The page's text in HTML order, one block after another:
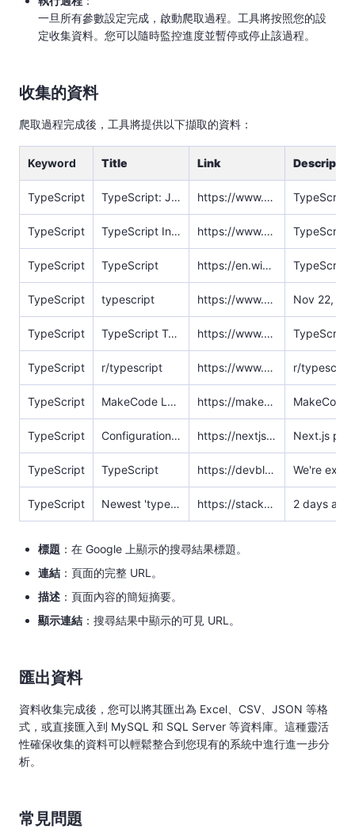
一旦所有參數設定完成，啟動爬取過程。工具將按照您的設
定收集資料。您可以隨時監控進度並暫停或停止該過程。
收集的資料
爬取過程完成後，工具將提供以下擷取的資料：
Keyword Title Link
TypeScript TypeScript: JavaScript With Syntax For Types. https://www.typescriptlang.org/
TypeScript TypeScript Introduction https://www.w3schools.com/typescript/typescript_intro.php
TypeScript TypeScript https://en.wikipedia.org/wiki/TypeScript
TypeScript typescript https://www.npmjs.com/package/typescript
TypeScript TypeScript Tutorial https://www.w3schools.com/typescript/
TypeScript r/typescript https://www.reddit.com/r/typescript/
TypeScript MakeCode Languages: Blocks, Static TypeScript and Static ... https://makecode.com/language
TypeScript Configuration: TypeScript https://nextjs.org/docs/app/api-reference/config/typescript
TypeScript TypeScript https://devblogs.microsoft.com/typescript/
TypeScript Newest 'typescript' Questions https://stackoverflow.com/questions/tagged/typescript
標題 ​：在 Google 上顯示的搜尋結果標題。
連結 ​：頁面的完整 URL。
描述 ​：頁面內容的簡短摘要。
顯示連結 ​：搜尋結果中顯示的可見 URL。
匯出資料
資料收集完成後，您可以將其匯出為 Excel、CSV、JSON 等格
式，或直接匯入到 MySQL 和 SQL Server 等資料庫。這種靈活
性確保收集的資料可以輕鬆整合到您現有的系統中進行進一步分
析。
常見問題